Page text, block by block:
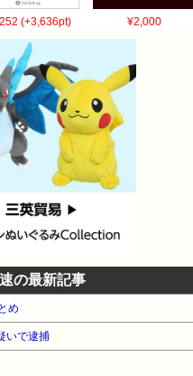
(+3,636pt) ¥2,000
の最新記事
め
いで逮捕